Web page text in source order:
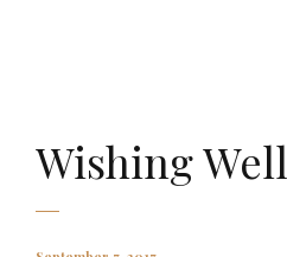
Wishing Well